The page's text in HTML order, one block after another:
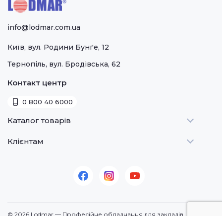
info@lodmar.com.ua
Київ, вул. Родини Бунґе, 12
Тернопіль, вул. Бродівська, 62
Контакт центр
0 800 40 6000
Каталог товарів
Теплове
Клієнтам
© 2026 Lodmar — Професійне обладнання для закладів